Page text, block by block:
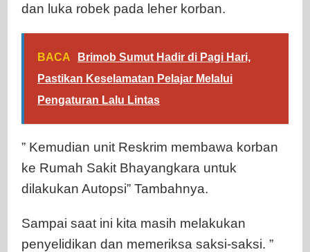
dan luka robek pada leher korban.
BACA
Brimob Sumut Hadir di Pagi Hari,
Pastikan Keselamatan Pelajar Melalui
Pengaturan Lalu Lintas
” Kemudian unit Reskrim membawa korban
ke Rumah Sakit Bhayangkara untuk
dilakukan Autopsi” Tambahnya.
Sampai saat ini kita masih melakukan
penyelidikan dan memeriksa saksi-saksi. ”